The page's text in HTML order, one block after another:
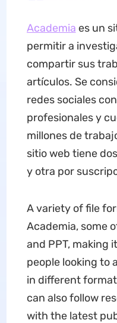
Academia es un
permitir a
compartir sus
artículos. Se
redes sociales
profesionales y
millones de
sitio web tiene
y otra por
A variety of file
Academia, some
and PPT, making
people looking to
in different
can also follow
with the latest